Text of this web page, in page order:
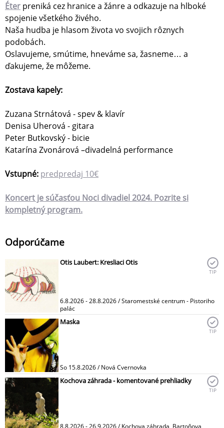
Éter preniká cez hranice a žánre a odkazuje na hlboké
spojenie všetkého živého.
Naša hudba je hlasom života vo svojich rôznych
podobách.
Oslavujeme, smútime, hneváme sa, žasneme… a
ďakujeme, že môžeme.
Zostava kapely:
Zuzana Strnátová - spev & klavír
Denisa Uherová - gitara
Peter Butkovský - bicie
Katarína Zvonárová –divadelná performance
Vstupné: predpredaj 10€
Koncert je súčasťou Noci divadiel 2024. Pozrite si
kompletný program.
Odporúčame
Otis Laubert: Kresliaci Otis
6.8.2026 - 28.8.2026 / Staromestské centrum - Pistoriho
palác
TIP
Maska
So 15.8.2026 / Nová Cvernovka
TIP
Kochova záhrada - komentované prehliadky
TIP